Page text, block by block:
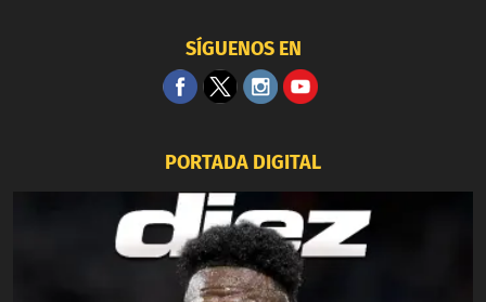
SÍGUENOS EN
PORTADA DIGITAL